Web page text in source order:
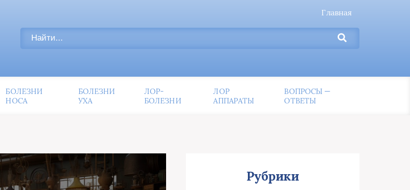
Главная
БОЛЕЗНИ
НОСА
БОЛЕЗНИ
УХА
ЛОР-
БОЛЕЗНИ
ЛОР
АППАРАТЫ
ВОПРОСЫ —
ОТВЕТЫ
Рубрики